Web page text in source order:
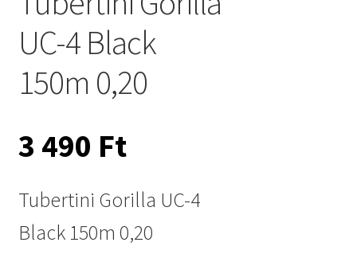
UC-4 Black
150m 0,20
3 490 Ft
Tubertini Gorilla UC-4
Black 150m 0,20